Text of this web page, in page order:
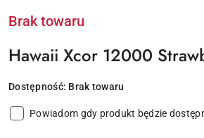
Brak towaru
Hawaii Xcor 12000
Dostępność: Brak towaru
Powiadom gdy produkt będzie